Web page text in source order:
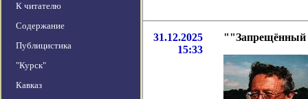
К читателю
Содержание
Публицистика
"Курск"
Кавказ
31.12.2025
15:33
""Запрещённый